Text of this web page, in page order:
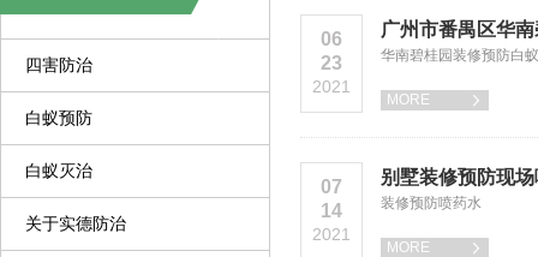
四害防治
白蚁预防
白蚁灭治
关于实德防治
06
23
2021
广州市番禺区华
华南碧桂园装修预防白
MORE 
07
14
2021
别墅装修预防现
装修预防喷药水
MORE 